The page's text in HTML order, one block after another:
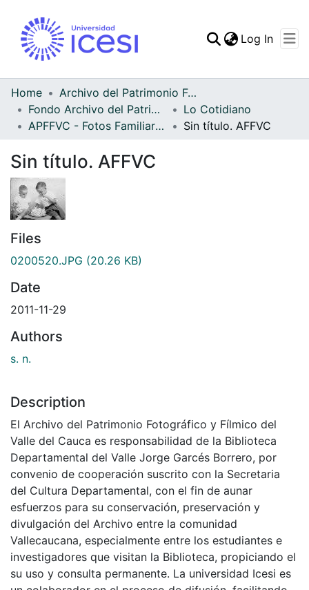
Statistics
Log In
Home
Archivo del Patrimonio Fotográfico y Fílmico del Valle del Cauca
Fondo Archivo del Patrimonio Fotográfico y Fílmico del Valle del Cauca
Lo Cotidiano
APFFVC - Fotos Familiares - Patrimonial
Sin título. AFFVC
Sin título. AFFVC
Files
0200520.JPG (20.26 KB)
Date
2011-11-29
Authors
s. n.
Description
El Archivo del Patrimonio Fotográfico y Fílmico del
Valle del Cauca es responsabilidad de la Biblioteca
Departamental del Valle Jorge Garcés Borrero, por
convenio de cooperación suscrito con la Secretaria
del Cultura Departamental, con el fin de aunar
esfuerzos para su conservación, preservación y
divulgación del Archivo entre la comunidad
Vallecaucana, especialmente entre los estudiantes e
investigadores que visitan la Biblioteca, propiciando el
su uso y consulta permanente. La universidad Icesi es